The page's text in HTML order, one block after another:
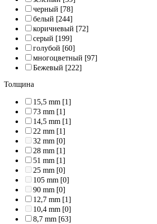
черный [78]
белый [244]
коричневый [72]
серый [199]
голубой [60]
многоцветный [97]
Бежевый [222]
Толщина
15,5 mm [1]
73 mm [1]
14,5 mm [1]
22 mm [1]
32 mm [0]
28 mm [1]
51 mm [1]
25 mm [0]
105 mm [0]
90 mm [0]
12,7 mm [1]
10,4 mm [0]
8,7 mm [63]